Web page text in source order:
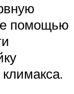
помощью